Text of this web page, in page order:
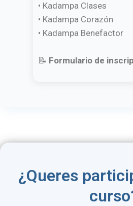
• Kadampa Clases
• Kadampa Corazón
• Kadampa Benefactor
📝 Formulario de
¿Queres